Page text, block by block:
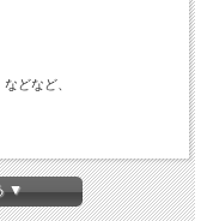
どなど、
▼